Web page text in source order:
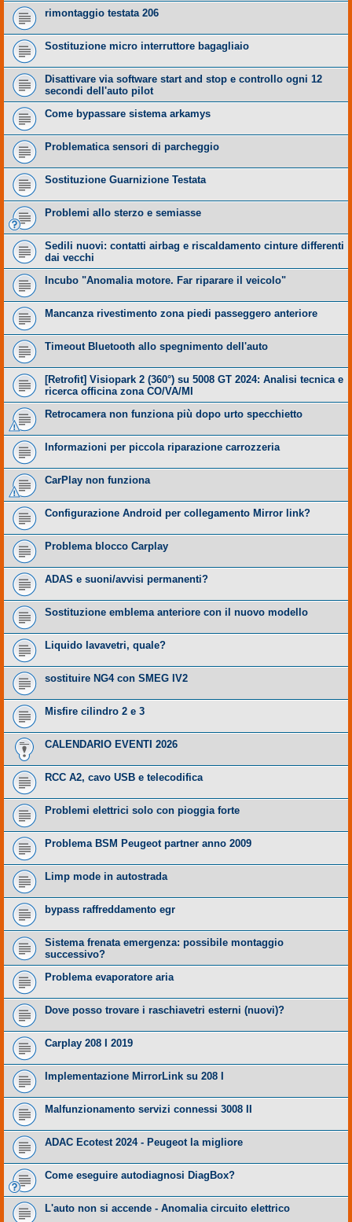
rimontaggio testata 206
Sostituzione micro interruttore bagagliaio
Disattivare via software start and stop e controllo ogni 12
secondi dell'auto pilot
Come bypassare sistema arkamys
Problematica sensori di parcheggio
Sostituzione Guarnizione Testata
Problemi allo sterzo e semiasse
Sedili nuovi: contatti airbag e riscaldamento cinture differenti
dai vecchi
Incubo "Anomalia motore. Far riparare il veicolo"
Mancanza rivestimento zona piedi passeggero anteriore
Timeout Bluetooth allo spegnimento dell'auto
​[Retrofit] Visiopark 2 (360°) su 5008 GT 2024: Analisi tecnica e
ricerca officina zona CO/VA/MI
Retrocamera non funziona più dopo urto specchietto
Informazioni per piccola riparazione carrozzeria
CarPlay non funziona
Configurazione Android per collegamento Mirror link?
Problema blocco Carplay
ADAS e suoni/avvisi permanenti?
Sostituzione emblema anteriore con il nuovo modello
Liquido lavavetri, quale?
sostituire NG4 con SMEG IV2
Misfire cilindro 2 e 3
CALENDARIO EVENTI 2026
RCC A2, cavo USB e telecodifica
Problemi elettrici solo con pioggia forte
Problema BSM Peugeot partner anno 2009
Limp mode in autostrada
bypass raffreddamento egr
Sistema frenata emergenza: possibile montaggio
successivo?
Problema evaporatore aria
Dove posso trovare i raschiavetri esterni (nuovi)?
Carplay 208 I 2019
Implementazione MirrorLink su 208 I
Malfunzionamento servizi connessi 3008 II
ADAC Ecotest 2024 - Peugeot la migliore
Come eseguire autodiagnosi DiagBox?
L'auto non si accende - Anomalia circuito elettrico